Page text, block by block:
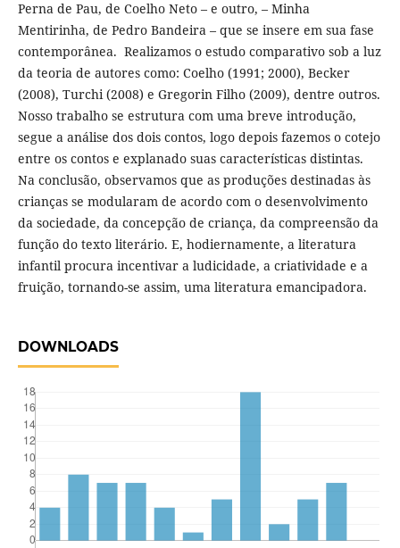
Perna de Pau, de Coelho Neto – e outro, – Minha
Mentirinha, de Pedro Bandeira – que se insere em sua fase
contemporânea. Realizamos o estudo comparativo sob a luz
da teoria de autores como: Coelho (1991; 2000), Becker
(2008), Turchi (2008) e Gregorin Filho (2009), dentre outros.
Nosso trabalho se estrutura com uma breve introdução,
segue a análise dos dois contos, logo depois fazemos o cotejo
entre os contos e explanado suas características distintas.
Na conclusão, observamos que as produções destinadas às
crianças se modularam de acordo com o desenvolvimento
da sociedade, da concepção de criança, da compreensão da
função do texto literário. E, hodiernamente, a literatura
infantil procura incentivar a ludicidade, a criatividade e a
fruição, tornando-se assim, uma literatura emancipadora.
DOWNLOADS